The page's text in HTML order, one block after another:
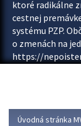
ktoré radikálne
cestnej
systému PZP.
o zmenách na
https://
asociácie
Viac
Úvodná stránka